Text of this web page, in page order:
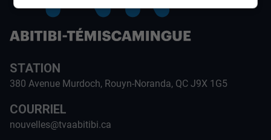
STATION
380 Avenue Murdoch, Rouyn-Noranda, QC J9X 1G5
COURRIEL
nouvelles@tvaabitibi.ca